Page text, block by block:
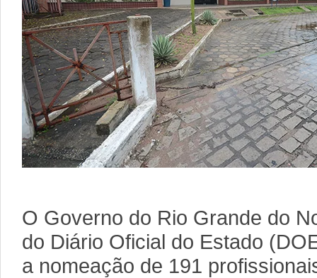
O Governo do Rio Grande do
do Diário Oficial do Estado
a nomeação de 191